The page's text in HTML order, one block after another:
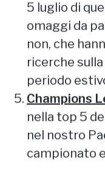
5 luglio di
omaggi da
non, che
ricerche
periodo
Champions
nella top 5
nel nostro
campionato